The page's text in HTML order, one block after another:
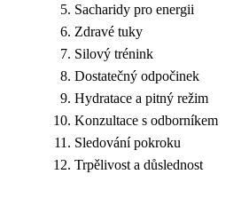
Sacharidy pro energii
Zdravé tuky
Silový trénink
Dostatečný odpočinek
Hydratace a pitný režim
Konzultace s odborníkem
Sledování pokroku
Trpělivost a důslednost